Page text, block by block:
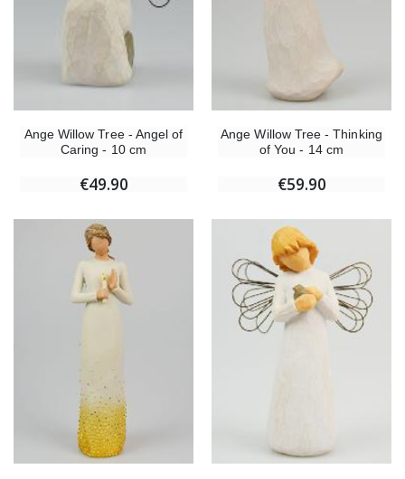
Ange Willow Tree - Angel of
Caring - 10 cm
€49.90
Ange Willow Tree - Thinking
of You - 14 cm
€59.90